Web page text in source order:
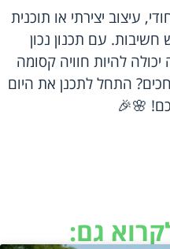
עיצוב יצירתי או תוכנית
עם תכנון נכון
להיות חוויה קסומה
התחל לתכנן את היום
🌸🎉
גם: